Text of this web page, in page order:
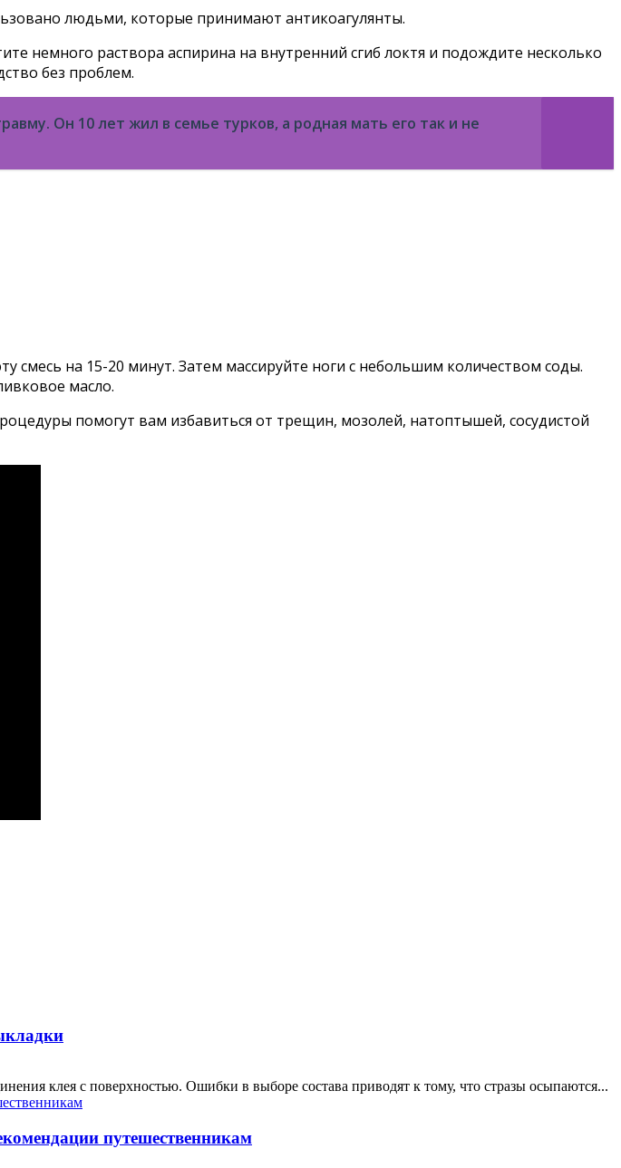
людьми, которые принимают антикоагулянты.
немного раствора аспирина на внутренний сгиб локтя и подождите несколько
без проблем.
Он 10 лет жил в семье турков, а родная мать его так и не
на 15-20 минут. Затем массируйте ноги с небольшим количеством соды.
масло.
помогут вам избавиться от трещин, мозолей, натоптышей, сосудистой
клея с поверхностью. Ошибки в выборе состава приводят к тому, что стразы осыпаются...
путешественникам